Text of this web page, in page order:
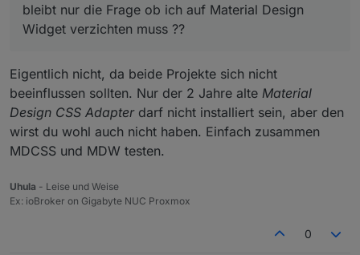
oder ?
Ich muss erstmal die Zusammenhänge verstehen.
Und wenn ich den Adapter von Scrounger
bleibt nur die Frage ob ich auf Material Design
Widget verzichten muss ??
Eigentlich nicht, da beide Projekte sich nicht
beeinflussen sollten. Nur der 2 Jahre alte Material
Design CSS Adapterdarf nicht installiert sein, aber den
wirst du wohl auch nicht haben. Einfach zusammen
MDCSS und MDW testen.
Uhula - Leise und Weise
Ex: ioBroker on Gigabyte NUC Proxmox
0